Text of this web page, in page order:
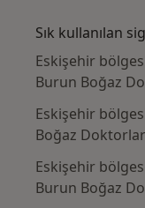
Sık kullanılan
Eskişehir
Burun Boğaz
Eskişehir
Boğaz
Eskişehir
Burun Boğaz